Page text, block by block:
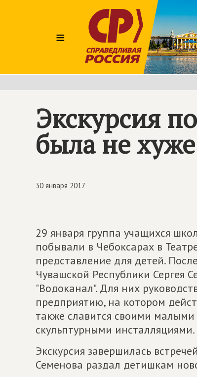
≡
Экскурсия
была не
30 января 2017
29 января группа учащихся
побывали в Чебоксарах в
представление для детей.
Чувашской Республики Сергея
"Водоканал". Для них
предприятию, на котором
также славится своими
скульптурными инсталляциями.
Экскурсия завершилась
Семенова раздал детишкам